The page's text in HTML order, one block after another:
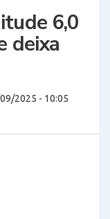
6,0
deixa
2025 - 10:05